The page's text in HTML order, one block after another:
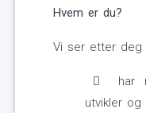
Hvem er du?
Vi ser etter deg
har
utvikler og